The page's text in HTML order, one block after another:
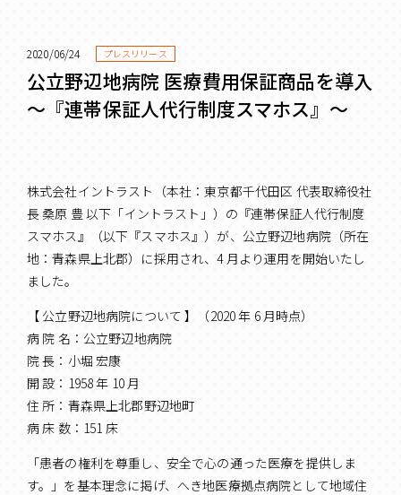
2020/06/24 プレスリリース
公立野辺地病院 医療費用保証商品を導入
～『連帯保証人代行制度スマホス』～
株式会社イントラスト（本社：東京都千代田区 代表取締役社
長 桑原 豊 以下「イントラスト」）の『連帯保証人代行制度
スマホス』（以下『スマホス』）が、公立野辺地病院（所在
地：青森県上北郡）に採用され、4 月より運用を開始いたし
ました。
【 公立野辺地病院について 】（2020 年 6 月時点）
病 院 名：公立野辺地病院
院 長：小堀 宏康
開 設：1958 年 10 月
住 所：青森県上北郡野辺地町
病 床 数：151 床
「患者の権利を尊重し、安全で心の通った医療を提供しま
す。」を基本理念に掲げ、へき地医療拠点病院として地域住